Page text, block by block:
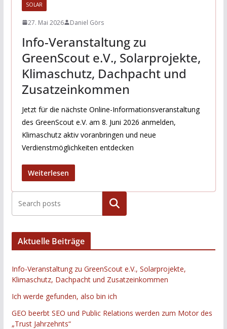
SOLAR
27. Mai 2026 Daniel Görs
Info-Veranstaltung zu
GreenScout e.V., Solarprojekte,
Klimaschutz, Dachpacht und
Zusatzeinkommen
Jetzt für die nächste Online-Informationsveranstaltung
des GreenScout e.V. am 8. Juni 2026 anmelden,
Klimaschutz aktiv voranbringen und neue
Verdienstmöglichkeiten entdecken
Weiterlesen
Suchen
Aktuelle Beiträge
Info-Veranstaltung zu GreenScout e.V., Solarprojekte,
Klimaschutz, Dachpacht und Zusatzeinkommen
Ich werde gefunden, also bin ich
GEO beerbt SEO und Public Relations werden zum Motor des
„Trust Jahrzehnts“